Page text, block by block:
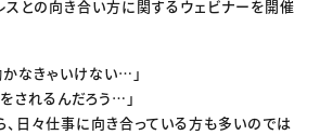
スとの向き合い方に関するウェビナーを開催
なきゃいけない…」
されるんだろう…」
日々仕事に向き合っている方も多いのでは